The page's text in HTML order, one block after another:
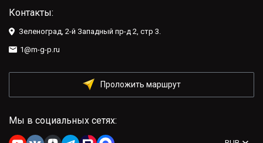
Контакты:
Зеленоград, 2-й Западный пр-д 2, стр 3.
1@m-g-p.ru
Проложить маршрут
Мы в социальных сетях: